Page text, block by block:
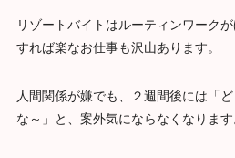
リゾートバイトはルーティンワーク
すれば楽なお仕事も沢山あります。
人間関係が嫌でも、２週間後には「
な～」と、案外気にならなくなります